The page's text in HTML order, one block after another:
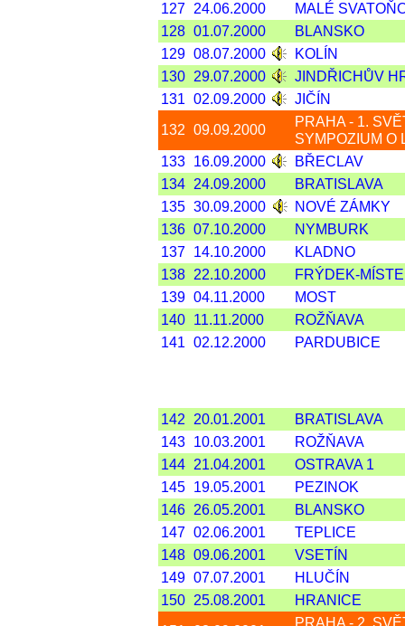
127 24.06.2000
MALÉ
128 01.07.2000
BLANSKO
129 08.07.2000
KOLÍN
130 29.07.2000
JINDŘICHŮV
131 02.09.2000
JIČÍN
132 09.09.2000
PRAHA - 1.
SYMPOZIUM O
133 16.09.2000
BŘECLAV
134 24.09.2000
BRATISLAVA
135 30.09.2000
NOVÉ ZÁMKY
136 07.10.2000
NYMBURK
137 14.10.2000
KLADNO
138 22.10.2000
FRÝDEK-
139 04.11.2000
MOST
140 11.11.2000
ROŽŇAVA
141 02.12.2000 PARDUBICE
142 20.01.2001
BRATISLAVA
143 10.03.2001
ROŽŇAVA
144 21.04.2001
OSTRAVA 1
145 19.05.2001
PEZINOK
146 26.05.2001
BLANSKO
147 02.06.2001
TEPLICE
148 09.06.2001
VSETÍN
149 07.07.2001
HLUČÍN
150 25.08.2001
HRANICE
PRAHA - 2.